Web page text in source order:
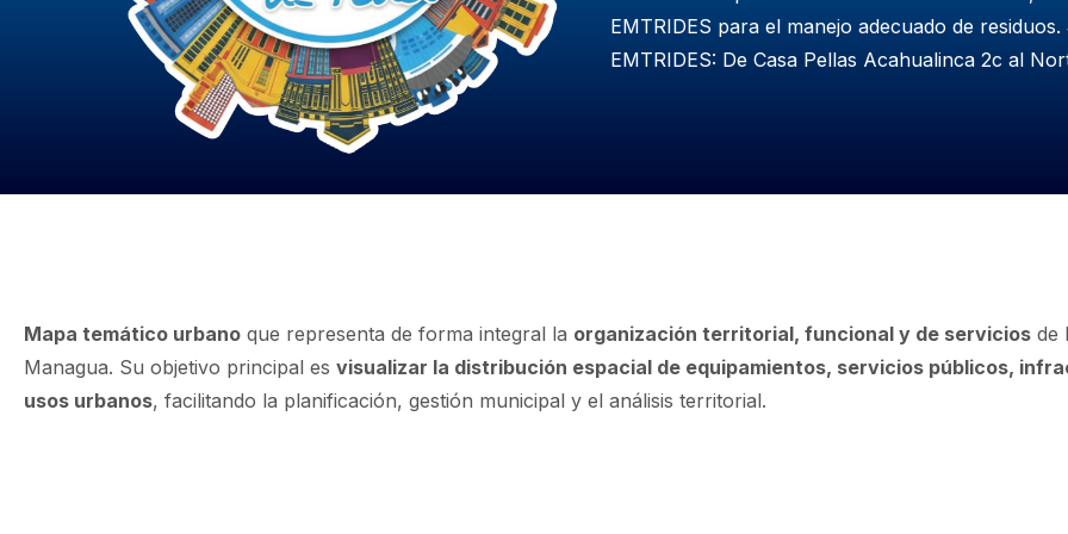
EMTRIDES para el manejo adecuado de
EMTRIDES: De Casa Pellas Acahualinca 2c al
Mapa temático urbano que representa de forma integral la organización territorial, funcional y de servicios de
Managua. Su objetivo principal es visualizar la distribución espacial de equipamientos, servicios públicos,
usos urbanos, facilitando la planificación, gestión municipal y el análisis territorial.